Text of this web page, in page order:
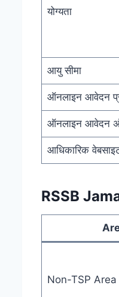
योग्यता
आयु सीमा
ऑनलाइन आवेदन
ऑनलाइन आवेदन
आधिकारिक
RSSB
Non-TSP Area